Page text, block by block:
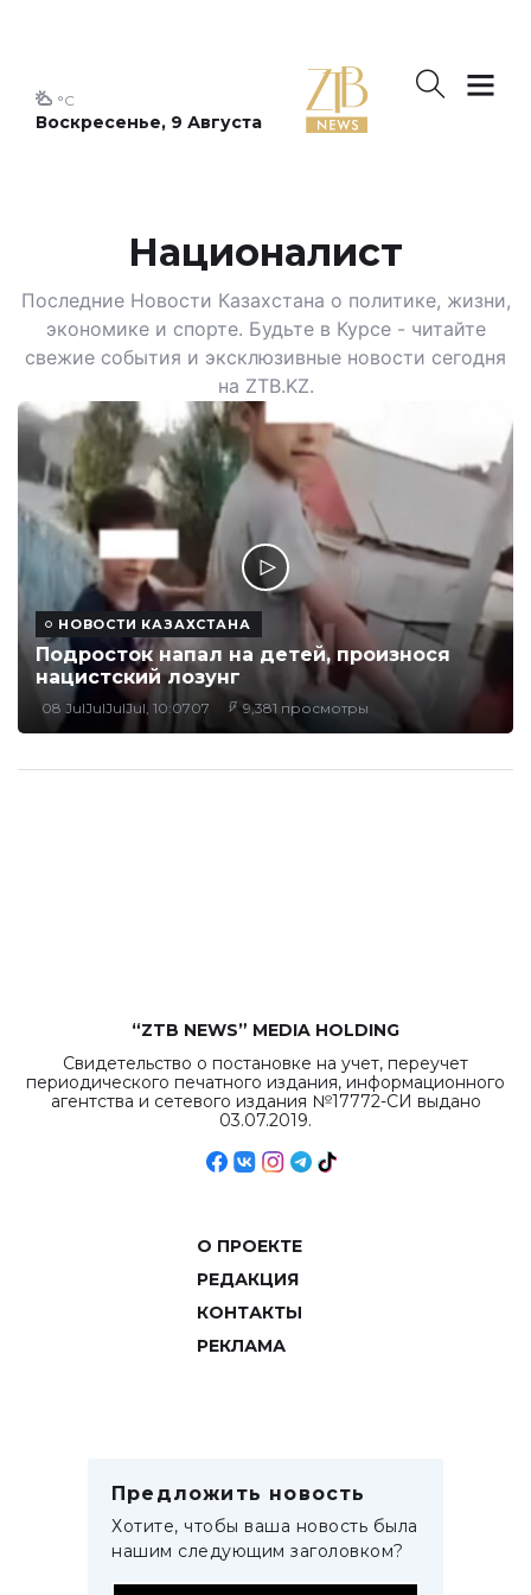
Воскресенье, 9 Августа
°C
Националист
Последние Новости Казахстана о политике, жизни,
экономике и спорте. Будьте в Курсе - читайте
свежие события и эксклюзивные новости сегодня
на ZTB.KZ.
НОВОСТИ КАЗАХСТАНА
Подросток напал на детей, произнося
нацистский лозунг
08 JulJulJulJul, 10:0707 9,381 просмотры
“ZTB NEWS” MEDIA HOLDING
Свидетельство о постановке на учет, переучет
периодического печатного издания, информационного
агентства и сетевого издания №17772-СИ выдано
03.07.2019.
О ПРОЕКТЕ
РЕДАКЦИЯ
КОНТАКТЫ
РЕКЛАМА
Предложить новость
Хотите, чтобы ваша новость была
нашим следующим заголовком?